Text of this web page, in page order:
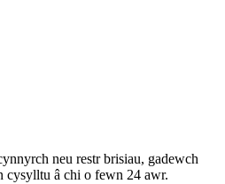
neu restr brisiau, gadewch
cysylltu â chi o fewn 24 awr.